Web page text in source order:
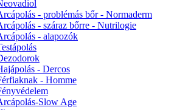
- problémás bőr - Normaderm
- száraz bőrre - Nutrilogie
- alapozók
- Dercos
- Homme
Slow Age